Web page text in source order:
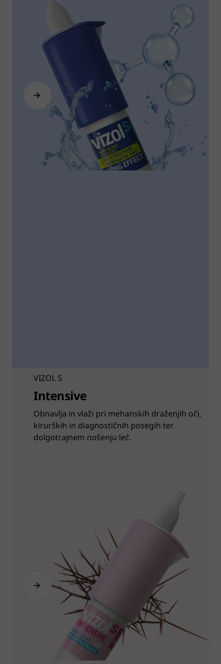
VIZOL S
Intensive
Obnavlja in vlaži pri mehanskih draženjih oči,
kirurških in diagnostičnih posegih ter
dolgotrajnem nošenju leč.